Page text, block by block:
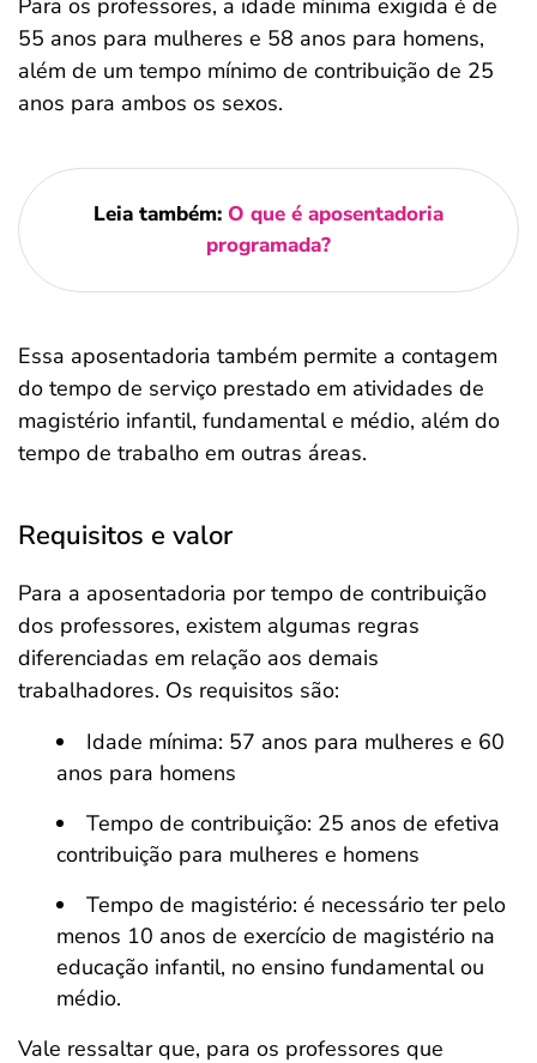
Para os professores, a idade mínima exigida é de
55 anos para mulheres e 58 anos para homens,
além de um tempo mínimo de contribuição de 25
anos para ambos os sexos.
Leia também: O que é aposentadoria
programada?
Essa aposentadoria também permite a contagem
do tempo de serviço prestado em atividades de
magistério infantil, fundamental e médio, além do
tempo de trabalho em outras áreas.
Requisitos e valor
Para a aposentadoria por tempo de contribuição
dos professores, existem algumas regras
diferenciadas em relação aos demais
trabalhadores. Os requisitos são:
Idade mínima: 57 anos para mulheres e 60
anos para homens
Tempo de contribuição: 25 anos de efetiva
contribuição para mulheres e homens
Tempo de magistério: é necessário ter pelo
menos 10 anos de exercício de magistério na
educação infantil, no ensino fundamental ou
médio.
Vale ressaltar que, para os professores que